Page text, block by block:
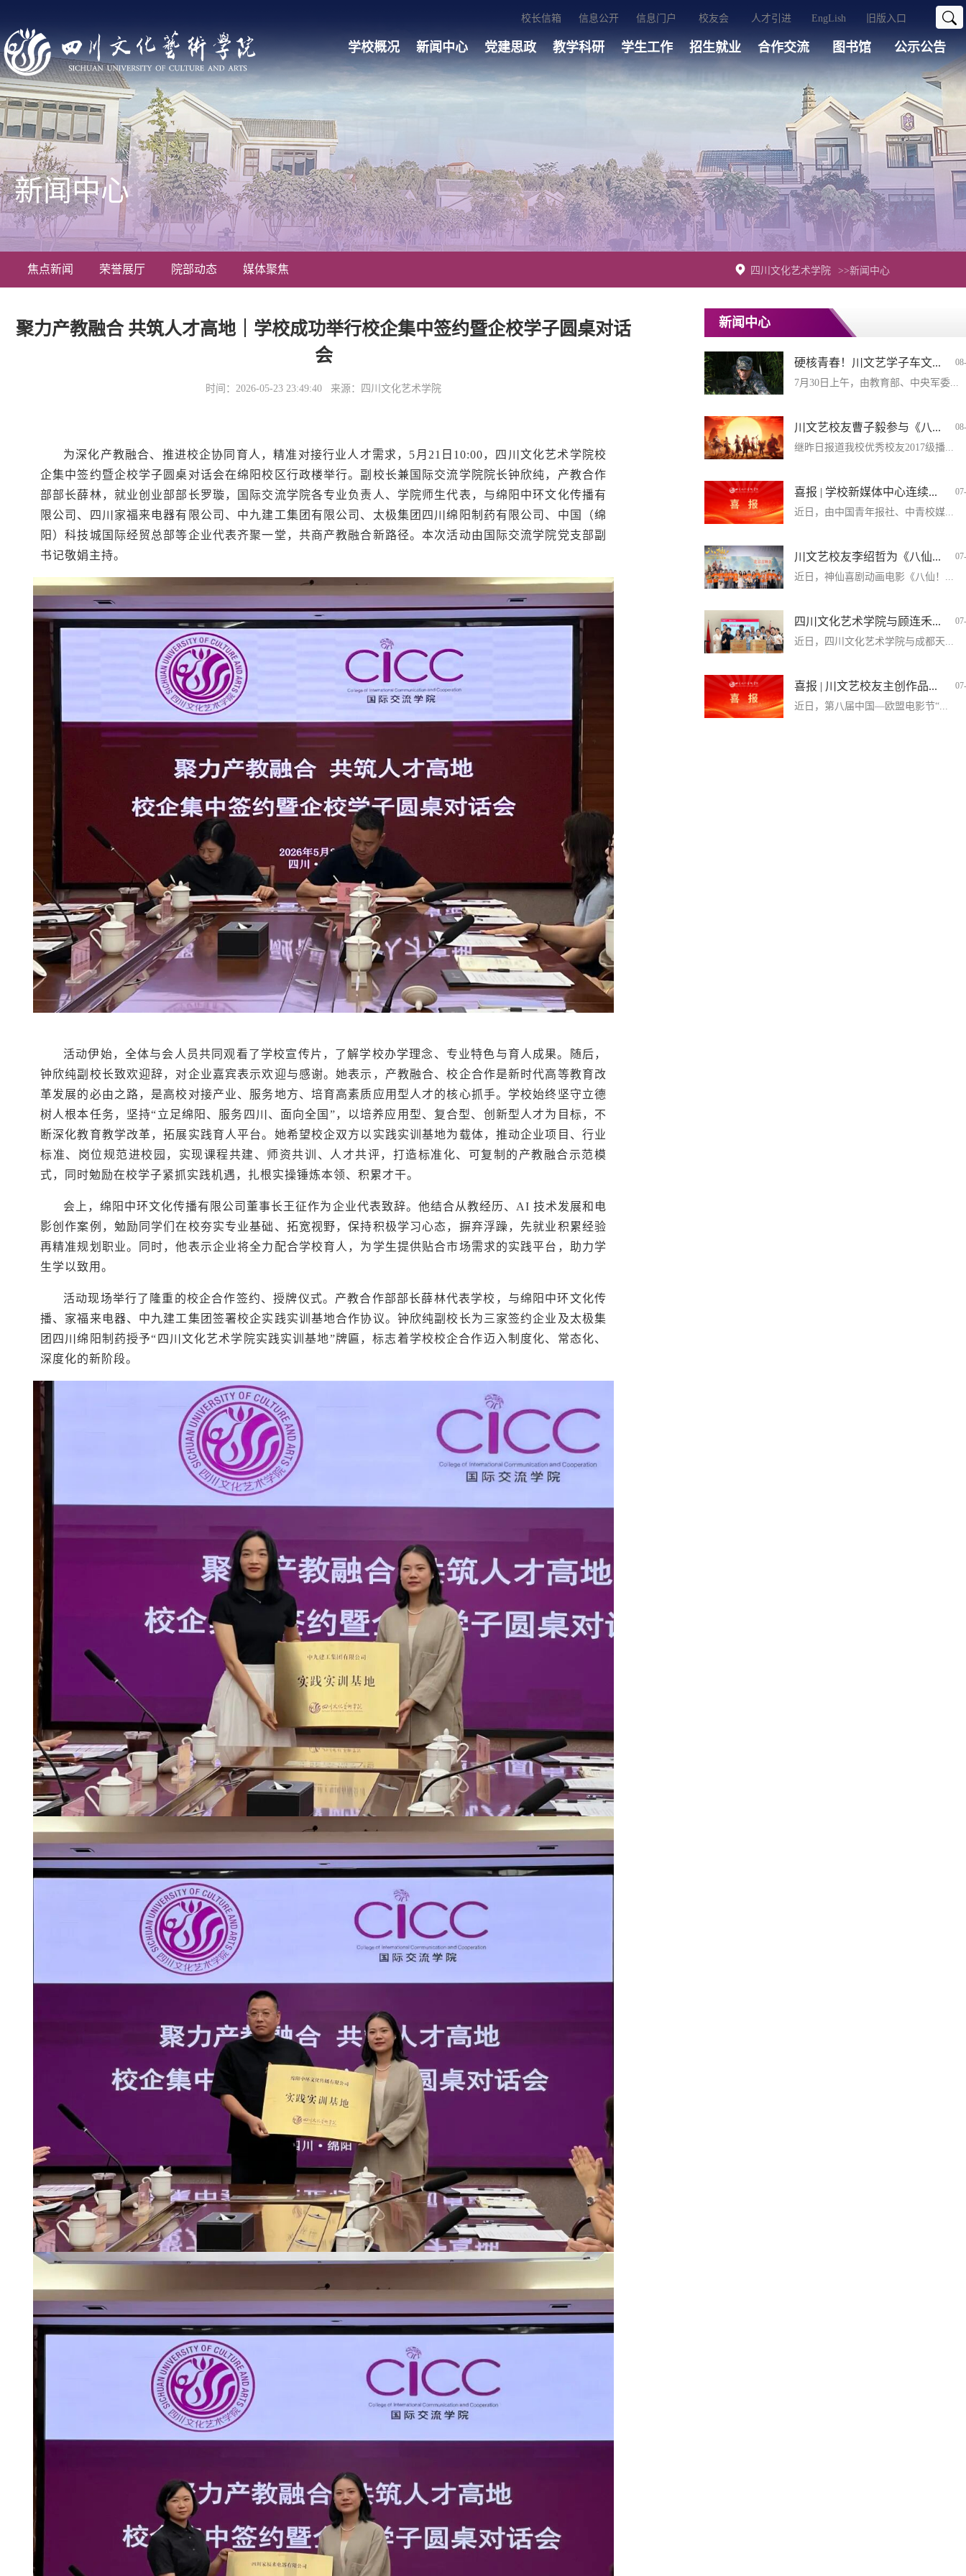
焦点新闻 荣誉展厅 院部动态 媒体聚焦
新闻中心
四川文化艺术学院 >>新闻中心
聚力产教融合 共筑人才高地｜学校成功举行校企集中签约暨企校学子圆桌对话
会
时间：2026-05-23 23:49:40 来源：四川文化艺术学院
为深化产教融合、推进校企协同育人，精准对接行业人才需求，5月21日10:00，四川文化艺术学院校
企集中签约暨企校学子圆桌对话会在绵阳校区行政楼举行。副校长兼国际交流学院院长钟欣纯，产教合作
部部长薛林，就业创业部部长罗璇，国际交流学院各专业负责人、学院师生代表，与绵阳中环文化传播有
限公司、四川家福来电器有限公司、中九建工集团有限公司、太极集团四川绵阳制药有限公司、中国（绵
阳）科技城国际经贸总部等企业代表齐聚一堂，共商产教融合新路径。本次活动由国际交流学院党支部副
书记敬娟主持。
活动伊始，全体与会人员共同观看了学校宣传片，了解学校办学理念、专业特色与育人成果。随后，
钟欣纯副校长致欢迎辞，对企业嘉宾表示欢迎与感谢。她表示，产教融合、校企合作是新时代高等教育改
革发展的必由之路，是高校对接产业、服务地方、培育高素质应用型人才的核心抓手。学校始终坚守立德
树人根本任务，坚持“立足绵阳、服务四川、面向全国”，以培养应用型、复合型、创新型人才为目标，不
断深化教育教学改革，拓展实践育人平台。她希望校企双方以实践实训基地为载体，推动企业项目、行业
标准、岗位规范进校园，实现课程共建、师资共训、人才共评，打造标准化、可复制的产教融合示范模
式，同时勉励在校学子紧抓实践机遇，扎根实操锤炼本领、积累才干。
会上，绵阳中环文化传播有限公司董事长王征作为企业代表致辞。他结合从教经历、AI 技术发展和电
影创作案例，勉励同学们在校夯实专业基础、拓宽视野，保持积极学习心态，摒弃浮躁，先就业积累经验
再精准规划职业。同时，他表示企业将全力配合学校育人，为学生提供贴合市场需求的实践平台，助力学
生学以致用。
活动现场举行了隆重的校企合作签约、授牌仪式。产教合作部部长薛林代表学校，与绵阳中环文化传
播、家福来电器、中九建工集团签署校企实践实训基地合作协议。钟欣纯副校长为三家签约企业及太极集
团四川绵阳制药授予“四川文化艺术学院实践实训基地”牌匾，标志着学校校企合作迈入制度化、常态化、
深度化的新阶段。
新闻中心
硬核青春！川文艺学子车文...
7月30日上午，由教育部、中央军委...
川文艺校友曹子毅参与《八...
继昨日报道我校优秀校友2017级播...
喜报 | 学校新媒体中心连续...
近日，由中国青年报社、中青校媒...
川文艺校友李绍哲为《八仙...
近日，神仙喜剧动画电影《八仙！...
四川文化艺术学院与顾连禾...
近日，四川文化艺术学院与成都天...
喜报 | 川文艺校友主创作品...
近日，第八届中国—欧盟电影节“...
学校概况 新闻中心 党建思政 教学科研 学生工作 招生就业 合作交流 图书馆 公示公告
校长信箱 信息公开 信息门户 校友会 人才引进 EngLish 旧版入口